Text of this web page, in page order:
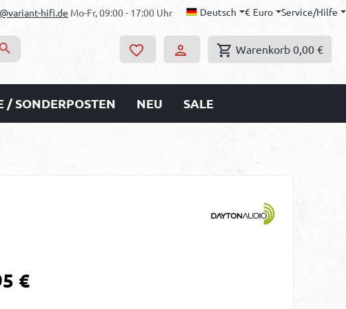
hifi.de Mo-Fr, 09:00 - 17:00 Uhr Deutsch € Euro Service/Hilfe
Warenkorb 0,00 €
/ SONDERPOSTEN NEU SALE
Preis:
€